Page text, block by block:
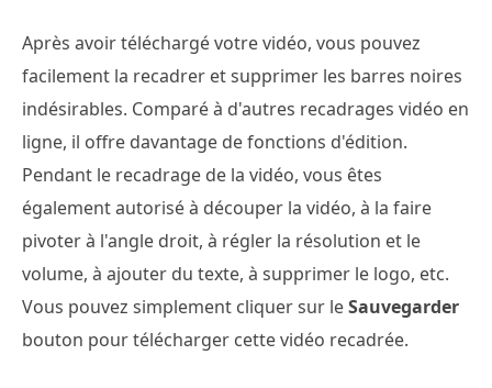
Après avoir téléchargé votre vidéo, vous pouvez
facilement la recadrer et supprimer les barres noires
indésirables. Comparé à d'autres recadrages vidéo en
ligne, il offre davantage de fonctions d'édition.
Pendant le recadrage de la vidéo, vous êtes
également autorisé à découper la vidéo, à la faire
pivoter à l'angle droit, à régler la résolution et le
volume, à ajouter du texte, à supprimer le logo, etc.
Vous pouvez simplement cliquer sur leSauvegarder
bouton pour télécharger cette vidéo recadrée.